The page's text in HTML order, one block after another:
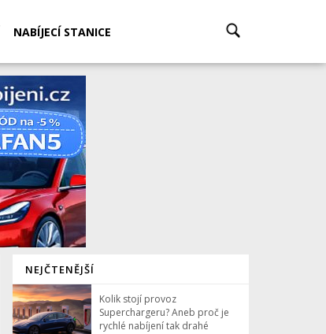
NABÍJECÍ STANICE
NEJČTENĚJŠÍ
Kolik stojí provoz
Superchargeru? Aneb proč je
rychlé nabíjení tak drahé